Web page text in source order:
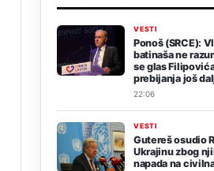
VESTI
Ponoš (SRCE):
batinaša ne
se glas
prebijanja još
22:06
VESTI
Gutereš osudio
Ukrajinu zbog
napada na